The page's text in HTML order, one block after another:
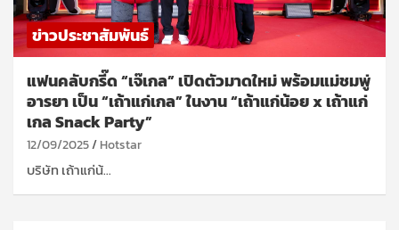
ข่าวประชาสัมพันธ์
แฟนคลับกรี๊ด “เจ๊เกล” เปิดตัวมาดใหม่ พร้อมแม่ชมพู่
อารยา เป็น “เถ้าแก่เกล” ในงาน “เถ้าแก่น้อย x เถ้าแก่
เกล Snack Party”
12/09/2025 Hotstar
บริษัท เถ้าแก่น้…